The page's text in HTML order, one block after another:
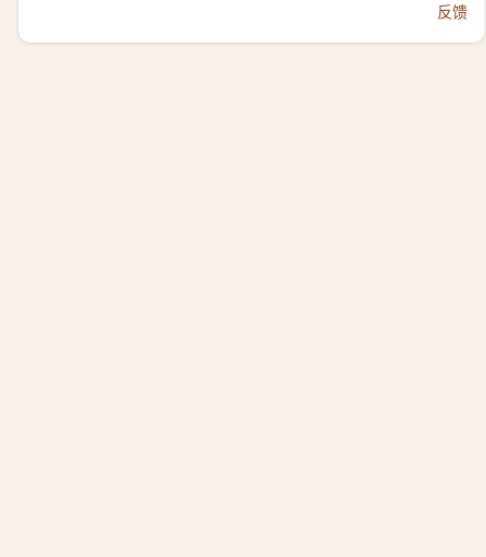
反馈